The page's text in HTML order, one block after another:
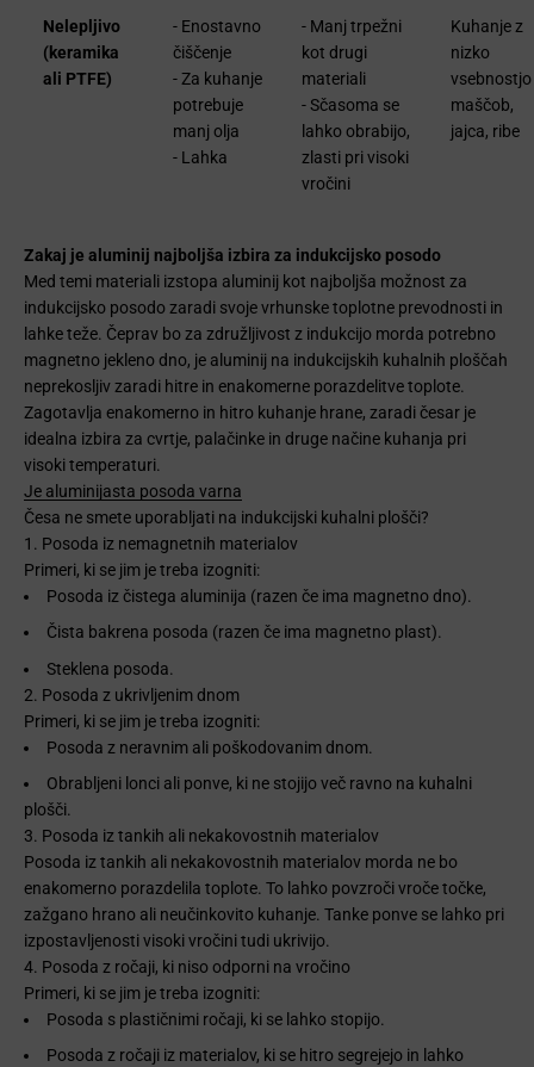
Nelepljivo
(keramika
ali PTFE)
- Enostavno
čiščenje
- Za kuhanje
potrebuje
manj olja
- Lahka
- Manj trpežni
kot drugi
materiali
- Sčasoma se
lahko obrabijo,
zlasti pri visoki
vročini
Kuhanje z
nizko
vsebnostjo
maščob,
jajca, ribe
Zakaj je aluminij najboljša izbira za indukcijsko posodo
Med temi materiali izstopa aluminij kot najboljša možnost za
indukcijsko posodo zaradi svoje vrhunske toplotne prevodnosti in
lahke teže. Čeprav bo za združljivost z indukcijo morda potrebno
magnetno jekleno dno, je aluminij na indukcijskih kuhalnih ploščah
neprekosljiv zaradi hitre in enakomerne porazdelitve toplote.
Zagotavlja enakomerno in hitro kuhanje hrane, zaradi česar je
idealna izbira za cvrtje, palačinke in druge načine kuhanja pri
visoki temperaturi.
Je aluminijasta posoda varna
Česa ne smete uporabljati na indukcijski kuhalni plošči?
1. Posoda iz nemagnetnih materialov
Primeri, ki se jim je treba izogniti:
Posoda iz čistega aluminija (razen če ima magnetno dno).
Čista bakrena posoda (razen če ima magnetno plast).
Steklena posoda.
2. Posoda z ukrivljenim dnom
Primeri, ki se jim je treba izogniti:
Posoda z neravnim ali poškodovanim dnom.
Obrabljeni lonci ali ponve, ki ne stojijo več ravno na kuhalni
plošči.
3. Posoda iz tankih ali nekakovostnih materialov
Posoda iz tankih ali nekakovostnih materialov morda ne bo
enakomerno porazdelila toplote. To lahko povzroči vroče točke,
zažgano hrano ali neučinkovito kuhanje. Tanke ponve se lahko pri
izpostavljenosti visoki vročini tudi ukrivijo.
4. Posoda z ročaji, ki niso odporni na vročino
Primeri, ki se jim je treba izogniti:
Posoda s plastičnimi ročaji, ki se lahko stopijo.
Posoda z ročaji iz materialov, ki se hitro segrejejo in lahko